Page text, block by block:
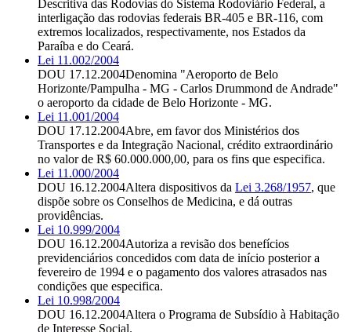
Descritiva das Rodovias do Sistema Rodoviário Federal, a
interligação das rodovias federais BR-405 e BR-116, com
extremos localizados, respectivamente, nos Estados da
Paraíba e do Ceará.
Lei 11.002/2004
DOU 17.12.2004Denomina "Aeroporto de Belo
Horizonte/Pampulha - MG - Carlos Drummond de Andrade"
o aeroporto da cidade de Belo Horizonte - MG.
Lei 11.001/2004
DOU 17.12.2004Abre, em favor dos Ministérios dos
Transportes e da Integração Nacional, crédito extraordinário
no valor de R$ 60.000.000,00, para os fins que especifica.
Lei 11.000/2004
DOU 16.12.2004Altera dispositivos da Lei 3.268/1957, que
dispõe sobre os Conselhos de Medicina, e dá outras
providências.
Lei 10.999/2004
DOU 16.12.2004Autoriza a revisão dos benefícios
previdenciários concedidos com data de início posterior a
fevereiro de 1994 e o pagamento dos valores atrasados nas
condições que especifica.
Lei 10.998/2004
DOU 16.12.2004Altera o Programa de Subsídio à Habitação
de Interesse Social.